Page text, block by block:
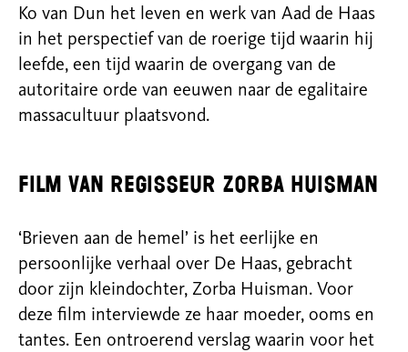
Ko van Dun het leven en werk van Aad de Haas
in het perspectief van de roerige tijd waarin hij
leefde, een tijd waarin de overgang van de
autoritaire orde van eeuwen naar de egalitaire
massacultuur plaatsvond.
Film van regisseur Zorba Huisman
‘Brieven aan de hemel’ is het eerlijke en
persoonlijke verhaal over De Haas, gebracht
door zijn kleindochter, Zorba Huisman. Voor
deze film interviewde ze haar moeder, ooms en
tantes. Een ontroerend verslag waarin voor het